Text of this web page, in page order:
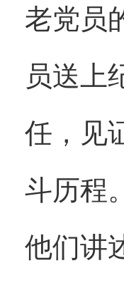
老党员
员送上
任，见
斗历程
他们讲